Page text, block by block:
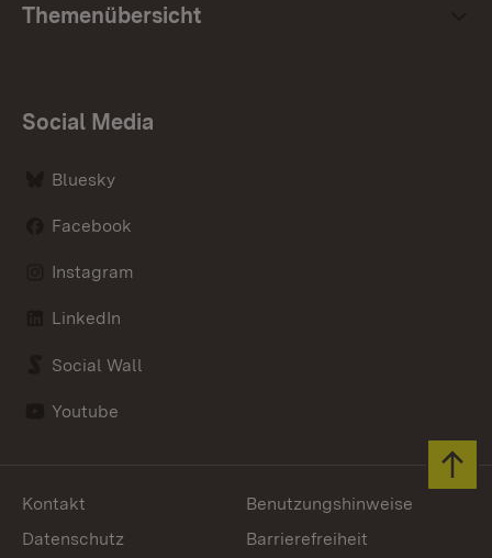
Themenübersicht
Social Media
Bluesky
Facebook
Instagram
LinkedIn
Social Wall
Youtube
Kontakt
Benutzungshinweise
Datenschutz
Barrierefreiheit